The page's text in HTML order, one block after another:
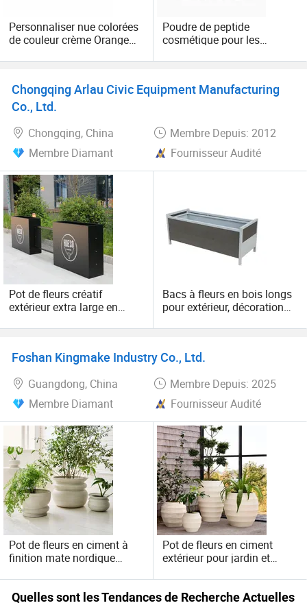
Personnaliser nue colorées
de couleur crème Orange
plastique 5g 10g 20 g 30 g
cosmétique de verre Baume
à lèvres Jar
Poudre de peptide
cosmétique pour les
Chongqing Arlau Civic Equipment Manufacturing
Co., Ltd.
Chongqing, China
Membre Depuis: 2012
Membre Diamant
Fournisseur Audité
Pot de fleurs créatif
extérieur extra large en
Bacs à fleurs en bois longs
pour extérieur, décoration
Foshan Kingmake Industry Co., Ltd.
Guangdong, China
Membre Depuis: 2025
Membre Diamant
Fournisseur Audité
Pot de fleurs en ciment à
finition mate nordique
plantes vertes d'extérieur et
d'intérieur, mobilier de
Pot de fleurs en ciment
extérieur pour jardin et
épais, robuste, durable et
simple
Quelles sont les Tendances de Recherche Actuelles